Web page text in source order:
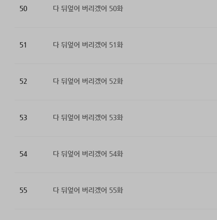
50 다 뒤엎어 버리겠어 50화
51 다 뒤엎어 버리겠어 51화
52 다 뒤엎어 버리겠어 52화
53 다 뒤엎어 버리겠어 53화
54 다 뒤엎어 버리겠어 54화
55 다 뒤엎어 버리겠어 55화